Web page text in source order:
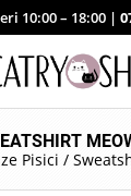
10:00 – 18:00 |
Pisici /